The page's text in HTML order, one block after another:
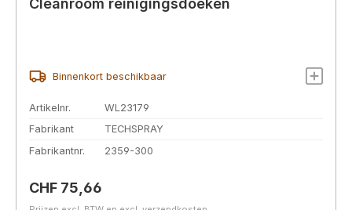
Cleanroom reinigingsdoeken
Binnenkort beschikbaar
Artikelnr.
WL23179
Fabrikant
TECHSPRAY
Fabrikantnr.
2359-300
Normale prijs:
CHF 75,66